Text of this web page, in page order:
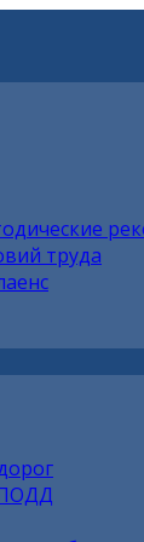
труда
ПОДД